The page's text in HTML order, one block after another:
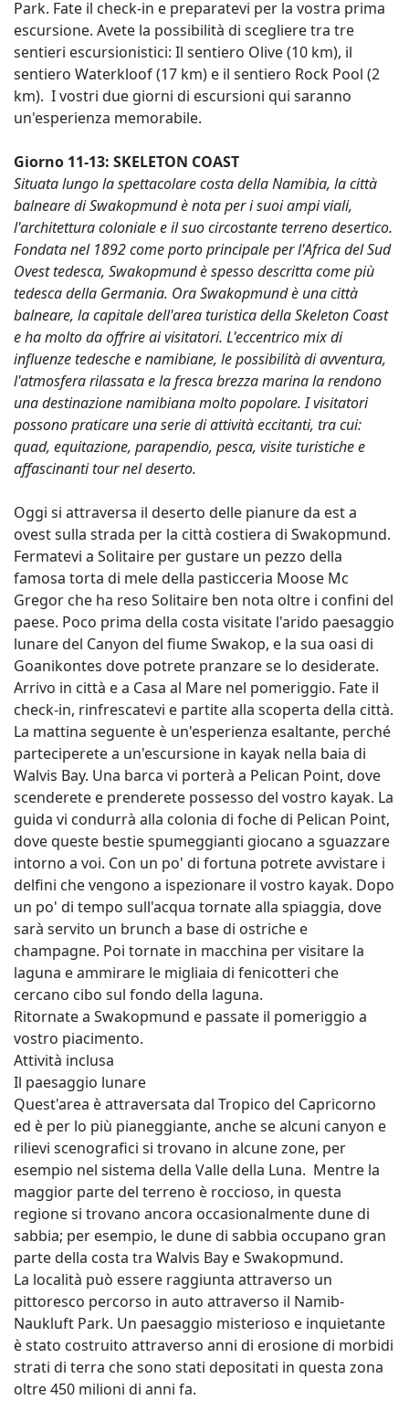
Park. Fate il check-in e preparatevi per la vostra prima
escursione. Avete la possibilità di scegliere tra tre
sentieri escursionistici: Il sentiero Olive (10 km), il
sentiero Waterkloof (17 km) e il sentiero Rock Pool (2
km). I vostri due giorni di escursioni qui saranno
un'esperienza memorabile.
Giorno 11-13: SKELETON COAST
Situata lungo la spettacolare costa della Namibia, la città
balneare di Swakopmund è nota per i suoi ampi viali,
l'architettura coloniale e il suo circostante terreno desertico.
Fondata nel 1892 come porto principale per l'Africa del Sud
Ovest tedesca, Swakopmund è spesso descritta come più
tedesca della Germania. Ora Swakopmund è una città
balneare, la capitale dell'area turistica della Skeleton Coast
e ha molto da offrire ai visitatori. L'eccentrico mix di
influenze tedesche e namibiane, le possibilità di avventura,
l'atmosfera rilassata e la fresca brezza marina la rendono
una destinazione namibiana molto popolare. I visitatori
possono praticare una serie di attività eccitanti, tra cui:
quad, equitazione, parapendio, pesca, visite turistiche e
affascinanti tour nel deserto.
Oggi si attraversa il deserto delle pianure da est a
ovest sulla strada per la città costiera di Swakopmund.
Fermatevi a Solitaire per gustare un pezzo della
famosa torta di mele della pasticceria Moose Mc
Gregor che ha reso Solitaire ben nota oltre i confini del
paese. Poco prima della costa visitate l'arido paesaggio
lunare del Canyon del fiume Swakop, e la sua oasi di
Goanikontes dove potrete pranzare se lo desiderate.
Arrivo in città e a Casa al Mare nel pomeriggio. Fate il
check-in, rinfrescatevi e partite alla scoperta della città.
La mattina seguente è un'esperienza esaltante, perché
parteciperete a un'escursione in kayak nella baia di
Walvis Bay. Una barca vi porterà a Pelican Point, dove
scenderete e prenderete possesso del vostro kayak. La
guida vi condurrà alla colonia di foche di Pelican Point,
dove queste bestie spumeggianti giocano a sguazzare
intorno a voi. Con un po' di fortuna potrete avvistare i
delfini che vengono a ispezionare il vostro kayak. Dopo
un po' di tempo sull'acqua tornate alla spiaggia, dove
sarà servito un brunch a base di ostriche e
champagne. Poi tornate in macchina per visitare la
laguna e ammirare le migliaia di fenicotteri che
cercano cibo sul fondo della laguna.
Ritornate a Swakopmund e passate il pomeriggio a
vostro piacimento.
Attività inclusa
Il paesaggio lunare
Quest'area è attraversata dal Tropico del Capricorno
ed è per lo più pianeggiante, anche se alcuni canyon e
rilievi scenografici si trovano in alcune zone, per
esempio nel sistema della Valle della Luna. Mentre la
maggior parte del terreno è roccioso, in questa
regione si trovano ancora occasionalmente dune di
sabbia; per esempio, le dune di sabbia occupano gran
parte della costa tra Walvis Bay e Swakopmund.
La località può essere raggiunta attraverso un
pittoresco percorso in auto attraverso il Namib-
Naukluft Park. Un paesaggio misterioso e inquietante
è stato costruito attraverso anni di erosione di morbidi
strati di terra che sono stati depositati in questa zona
oltre 450 milioni di anni fa.